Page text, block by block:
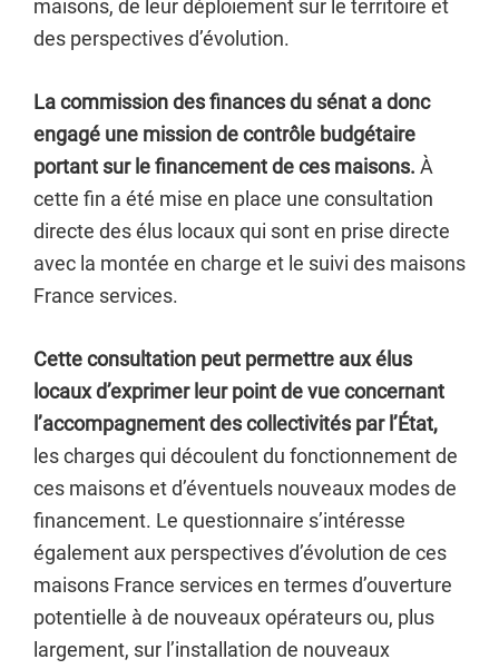
maisons, de leur déploiement sur le territoire et
des perspectives d’évolution.
La commission des finances du sénat a donc
engagé une mission de contrôle budgétaire
portant sur le financement de ces maisons. À
cette fin a été mise en place une consultation
directe des élus locaux qui sont en prise directe
avec la montée en charge et le suivi des maisons
France services.
Cette consultation peut permettre aux élus
locaux d’exprimer leur point de vue concernant
l’accompagnement des collectivités par l’État,
les charges qui découlent du fonctionnement de
ces maisons et d’éventuels nouveaux modes de
financement. Le questionnaire s’intéresse
également aux perspectives d’évolution de ces
maisons France services en termes d’ouverture
potentielle à de nouveaux opérateurs ou, plus
largement, sur l’installation de nouveaux